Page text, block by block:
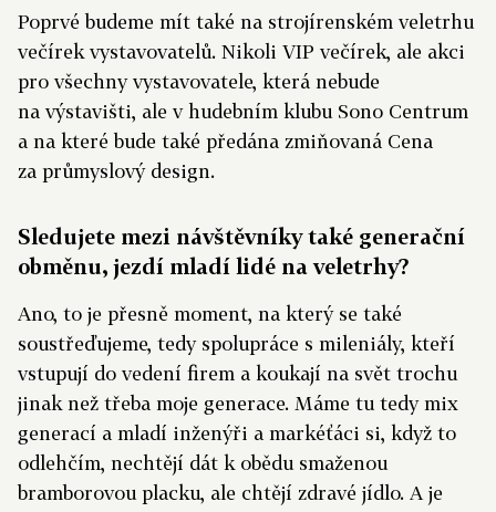
Poprvé budeme mít také na strojírenském veletrhu
večírek vystavovatelů. Nikoli VIP večírek, ale akci
pro všechny vystavovatele, která nebude
na výstavišti, ale v hudebním klubu Sono Centrum
a na které bude také předána zmiňovaná Cena
za průmyslový design.
Sledujete mezi návštěvníky také generační
obměnu, jezdí mladí lidé na veletrhy?
Ano, to je přesně moment, na který se také
soustřeďujeme, tedy spolupráce s mileniály, kteří
vstupují do vedení firem a koukají na svět trochu
jinak než třeba moje generace. Máme tu tedy mix
generací a mladí inženýři a markéťáci si, když to
odlehčím, nechtějí dát k obědu smaženou
bramborovou placku, ale chtějí zdravé jídlo. A je